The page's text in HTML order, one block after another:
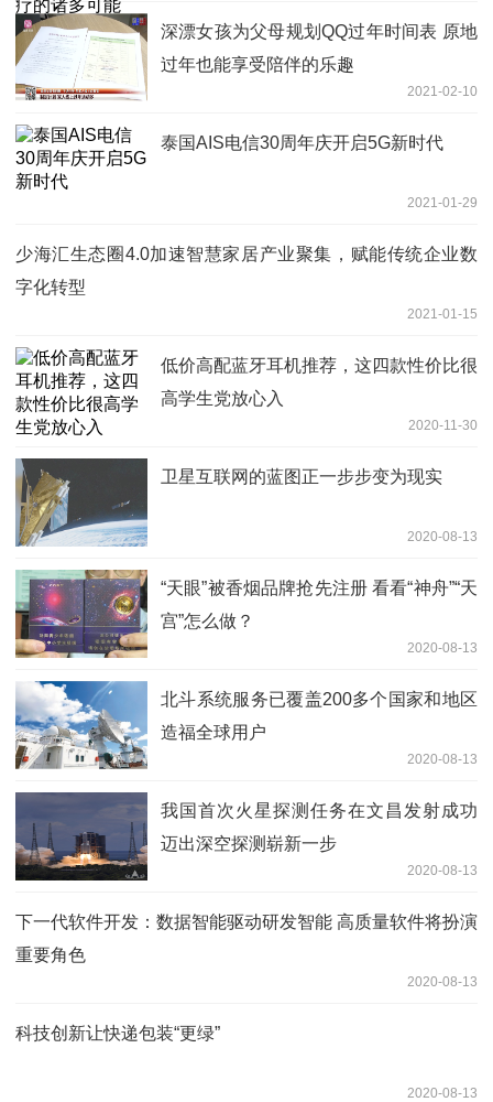
深漂女孩为父母规划QQ过年时间表 原地
过年也能享受陪伴的乐趣
2021-02-10
泰国AIS电信30周年庆开启5G新时代
2021-01-29
少海汇生态圈4.0加速智慧家居产业聚集，赋能传统企业数
字化转型
2021-01-15
低价高配蓝牙耳机推荐，这四款性价比很
高学生党放心入
2020-11-30
卫星互联网的蓝图正一步步变为现实
2020-08-13
“天眼”被香烟品牌抢先注册 看看“神舟”“天
宫”怎么做？
2020-08-13
北斗系统服务已覆盖200多个国家和地区
造福全球用户
2020-08-13
我国首次火星探测任务在文昌发射成功
迈出深空探测崭新一步
2020-08-13
下一代软件开发：数据智能驱动研发智能 高质量软件将扮演
重要角色
2020-08-13
科技创新让快递包装“更绿”
2020-08-13